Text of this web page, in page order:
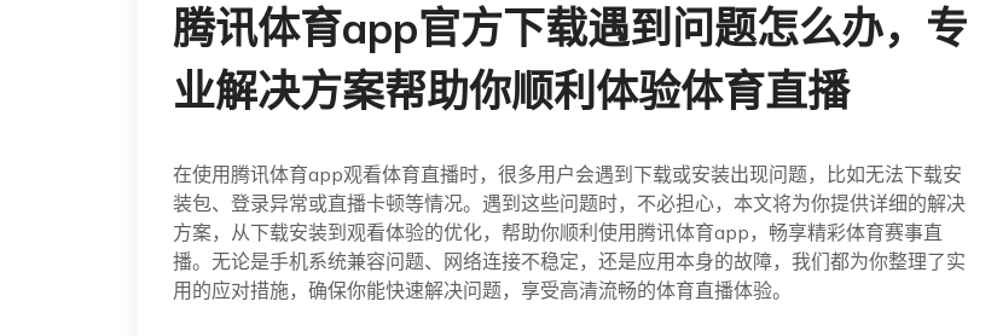
腾讯体育app官方下载遇到问题怎么办，专
业解决方案帮助你顺利体验体育直播
在使用腾讯体育app观看体育直播时，很多用户会遇到下载或安装出现问题，比如无法下载安
装包、登录异常或直播卡顿等情况。遇到这些问题时，不必担心，本文将为你提供详细的解决
方案，从下载安装到观看体验的优化，帮助你顺利使用腾讯体育app，畅享精彩体育赛事直
播。无论是手机系统兼容问题、网络连接不稳定，还是应用本身的故障，我们都为你整理了实
用的应对措施，确保你能快速解决问题，享受高清流畅的体育直播体验。